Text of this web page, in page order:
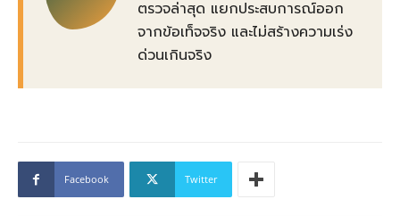
ตรวจล่าสุด แยกประสบการณ์ออก
จากข้อเท็จจริง และไม่สร้างความเร่ง
ด่วนเกินจริง
Facebook Twitter